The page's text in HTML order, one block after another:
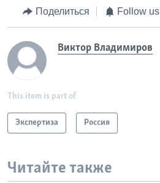
Поделиться Follow us
Виктор Владимиров
This item is part of
Экспертиза Россия
Читайте также